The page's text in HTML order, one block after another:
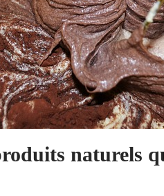
naturels